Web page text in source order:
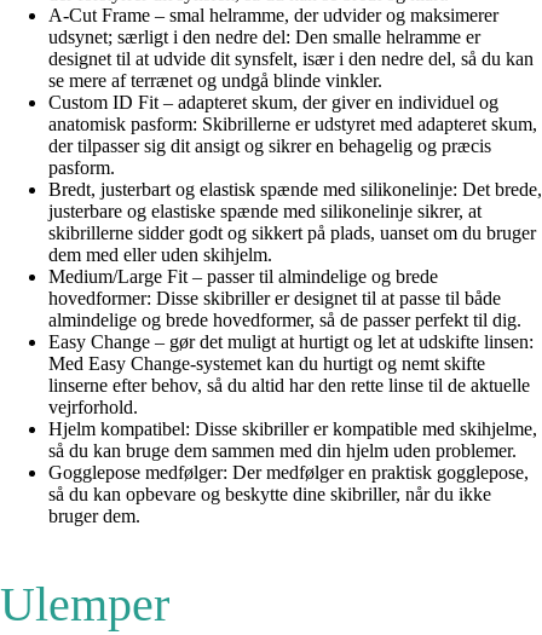
A-Cut Frame – smal helramme, der udvider og maksimerer
udsynet; særligt i den nedre del: Den smalle helramme er
designet til at udvide dit synsfelt, især i den nedre del, så du kan
se mere af terrænet og undgå blinde vinkler.
Custom ID Fit – adapteret skum, der giver en individuel og
anatomisk pasform: Skibrillerne er udstyret med adapteret skum,
der tilpasser sig dit ansigt og sikrer en behagelig og præcis
pasform.
Bredt, justerbart og elastisk spænde med silikonelinje: Det brede,
justerbare og elastiske spænde med silikonelinje sikrer, at
skibrillerne sidder godt og sikkert på plads, uanset om du bruger
dem med eller uden skihjelm.
Medium/Large Fit – passer til almindelige og brede
hovedformer: Disse skibriller er designet til at passe til både
almindelige og brede hovedformer, så de passer perfekt til dig.
Easy Change – gør det muligt at hurtigt og let at udskifte linsen:
Med Easy Change-systemet kan du hurtigt og nemt skifte
linserne efter behov, så du altid har den rette linse til de aktuelle
vejrforhold.
Hjelm kompatibel: Disse skibriller er kompatible med skihjelme,
så du kan bruge dem sammen med din hjelm uden problemer.
Gogglepose medfølger: Der medfølger en praktisk gogglepose,
så du kan opbevare og beskytte dine skibriller, når du ikke
bruger dem.
Ulemper